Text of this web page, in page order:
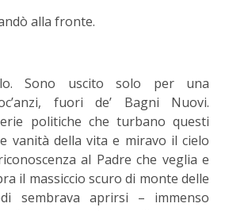
alla fronte.
Sono uscito solo per una
fuori de’ Bagni Nuovi.
politiche che turbano questi
vanità della vita e miravo il cielo
al Padre che veglia e
il massiccio scuro di monte delle
sembrava aprirsi – immenso